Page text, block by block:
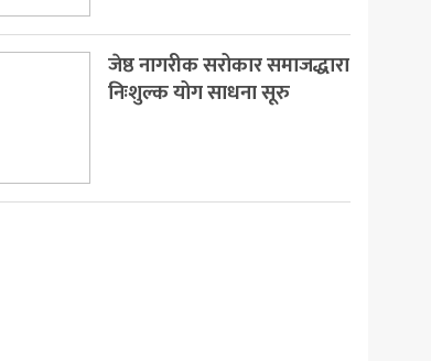
जेष्ठ नागरीक सरोकार समाजद्धारा
निःशुल्क योग साधना सूरु